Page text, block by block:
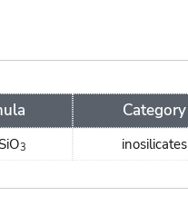
Category
3 inosilicates